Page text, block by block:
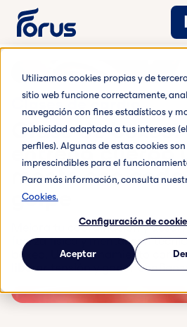
Utilizamos cookies propias y de
sitio web funcione correctamente,
navegación con fines estadísticos y
publicidad adaptada a tus intereses
perfiles). Algunas de estas cookies son
imprescindibles para el
Para más información, consulta
Cookies.
Configuración de
Aceptar
Clases de cardio
Clase de boxeo:
entrena cuerpo y
mente con cada
golpe
Mejora tu coordinación y
fuerza física y mental con
boxeo. Un entrenamiento
liberar tensión y ganar